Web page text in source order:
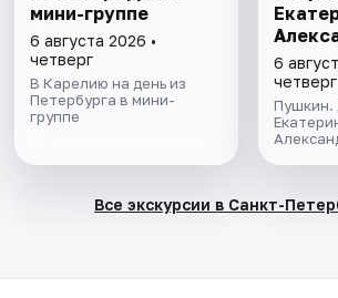
мини-группе
6 августа 2026 •
четверг
В Карелию на день из
Петербурга в мини-
группе
6
четверг
Пушкин.
Все экскурсии в Санкт-